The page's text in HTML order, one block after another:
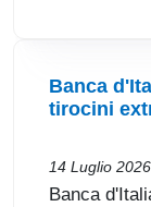
Banca
tirocini
14 Luglio 2026
Banca